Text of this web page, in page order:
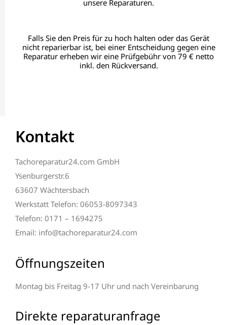
unsere Reparaturen.
Falls Sie den Preis für zu hoch halten oder das Gerät
nicht reparierbar ist, bei einer Entscheidung gegen eine
Reparatur erheben wir eine Prüfgebühr von 79 € netto
inkl. den Rückversand.
Kontakt
Tachoreparatur24.com GmbH
Ysenburgerstr.6
63607 Wächtersbach
Werkstatt Telefon: 06053-8097343
Telefon: 0171 – 1694275
Email: info@tachoreparatur24.com
Öffnungszeiten
Montag bis Freitag 9-17 Uhr und nach Vereinbarung
Direkte reparaturanfrage